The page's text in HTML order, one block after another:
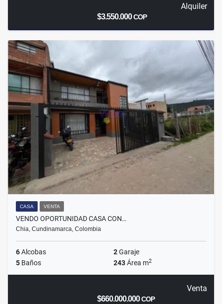
Alquiler
$3.550.000COP
CASA VENTA
VENDO OPORTUNIDAD CASA CON…
Chia, Cundinamarca, Colombia
6Alcobas 2Garaje
5 Baños 243Área m2
Venta
$660.000.000COP